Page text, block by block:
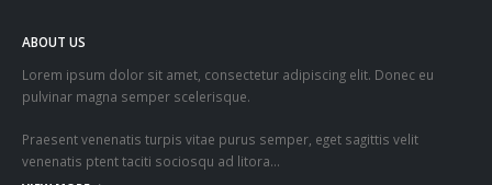
ABOUT US
Lorem ipsum dolor sit amet, consectetur adipiscing elit. Donec eu
pulvinar magna semper scelerisque.
Praesent venenatis turpis vitae purus semper, eget sagittis velit
venenatis ptent taciti sociosqu ad litora…